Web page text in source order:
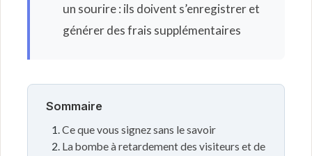
un sourire : ils doivent s’enregistrer et
générer des frais supplémentaires
Sommaire
Ce que vous signez sans le savoir
La bombe à retardement des visiteurs et de